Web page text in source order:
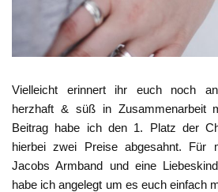
Vielleicht erinnert ihr euch noch
herzhaft & süß in Zusammenarbeit
Beitrag habe ich den 1. Platz der
hierbei zwei Preise abgesahnt.
Jacobs Armband und eine
habe ich angelegt um es euch einfach